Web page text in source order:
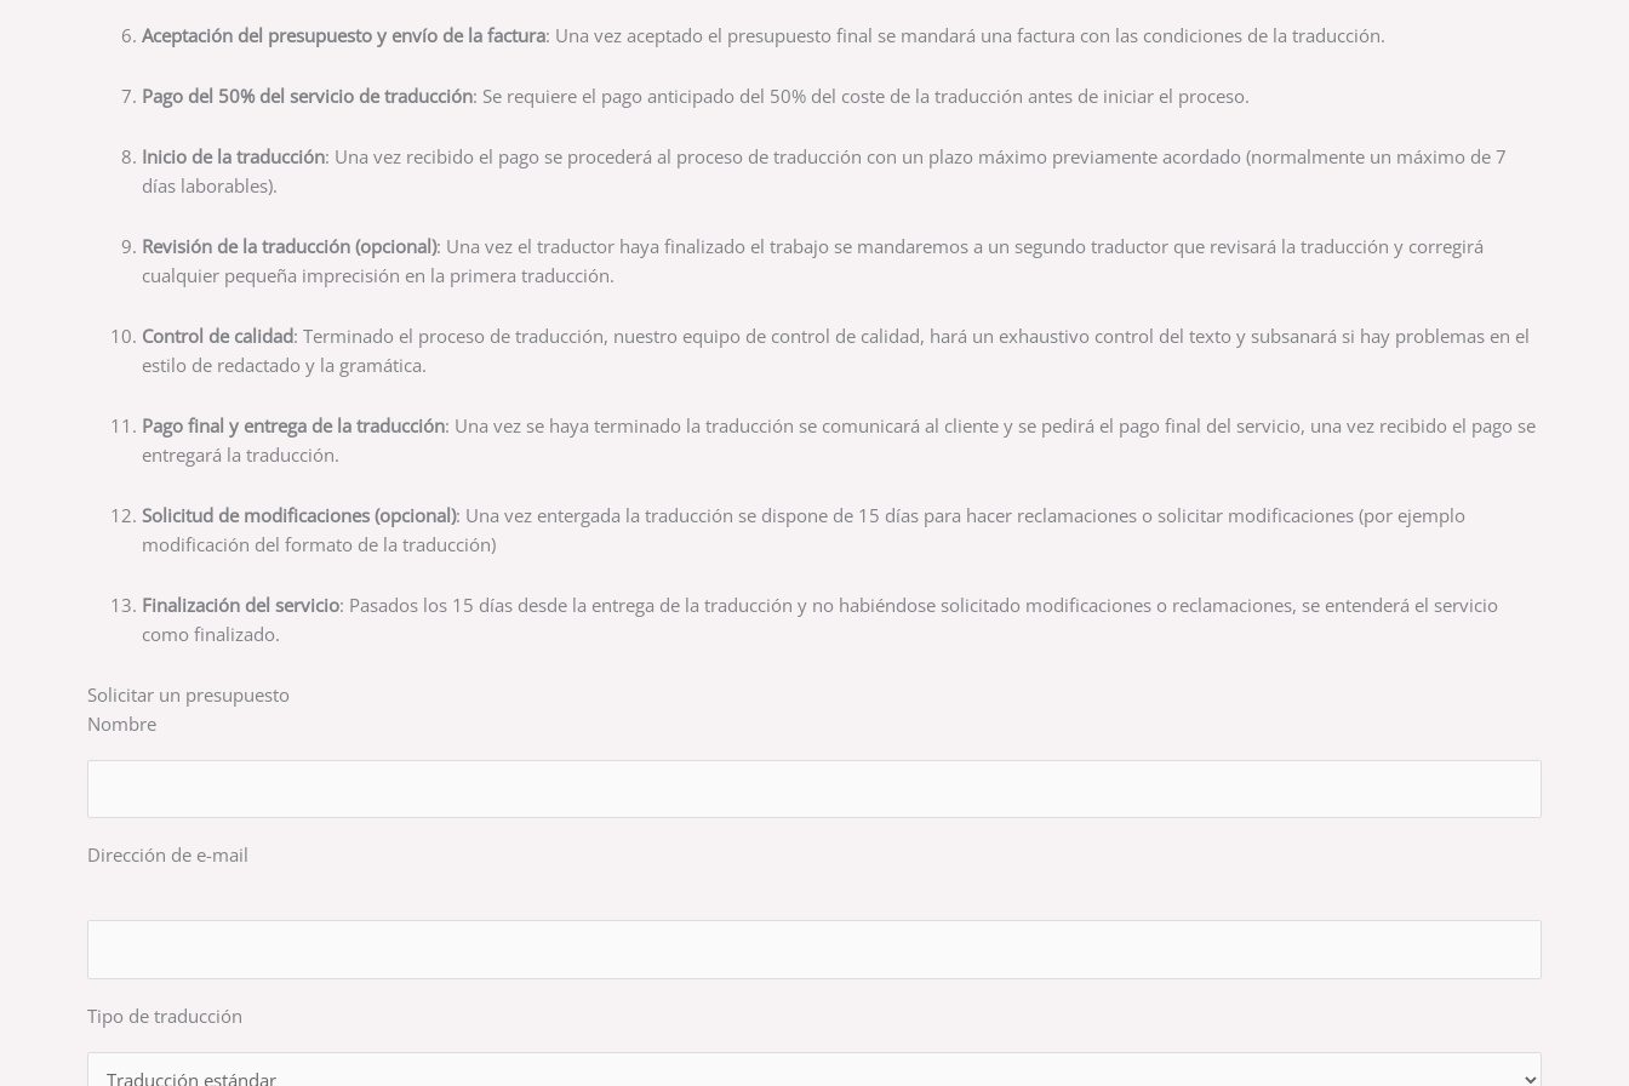
Aceptación del presupuesto y envío de la factura: Una vez aceptado el presupuesto final se mandará una factura con las condiciones de la traducción.
Pago del 50% del servicio de traducción: Se requiere el pago anticipado del 50% del coste de la traducción antes de iniciar el proceso.
Inicio de la traducción: Una vez recibido el pago se procederá al proceso de traducción con un plazo máximo previamente acordado (normalmente un máximo de 7
días laborables).
Revisión de la traducción (opcional): Una vez el traductor haya finalizado el trabajo se mandaremos a un segundo traductor que revisará la traducción y corregirá
cualquier pequeña imprecisión en la primera traducción.
Control de calidad: Terminado el proceso de traducción, nuestro equipo de control de calidad, hará un exhaustivo control del texto y subsanará si hay problemas en el
estilo de redactado y la gramática.
Pago final y entrega de la traducción: Una vez se haya terminado la traducción se comunicará al cliente y se pedirá el pago final del servicio, una vez recibido el pago se
entregará la traducción.
Solicitud de modificaciones (opcional): Una vez entergada la traducción se dispone de 15 días para hacer reclamaciones o solicitar modificaciones (por ejemplo
modificación del formato de la traducción)
Finalización del servicio: Pasados los 15 días desde la entrega de la traducción y no habiéndose solicitado modificaciones o reclamaciones, se entenderá el servicio
como finalizado.
Solicitar un presupuesto
Nombre
Dirección de e-mail
Por favor, deja este campo vacío.
Tipo de traducción